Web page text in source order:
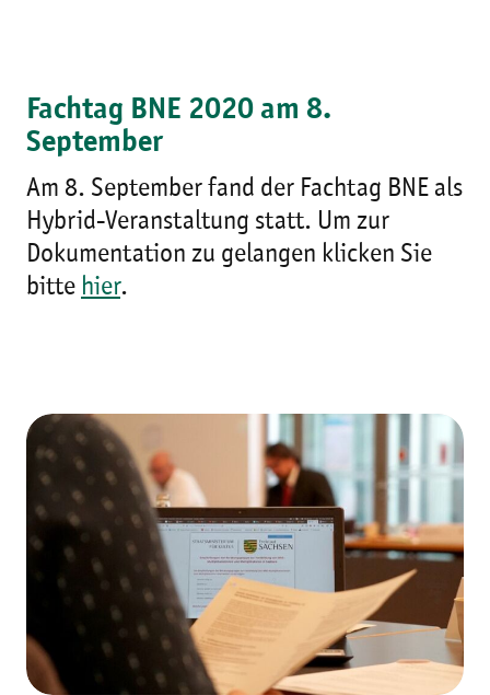
Fachtag BNE 2020 am 8.
September
Am 8. September fand der Fachtag BNE als
Hybrid-Veranstaltung statt. Um zur
Dokumentation zu gelangen klicken Sie
bitte hier.